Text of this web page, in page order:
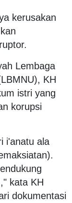
kerusakan
Lembaga
KH
istri yang
korupsi
i'anatu ala
kata KH
dokumentasi